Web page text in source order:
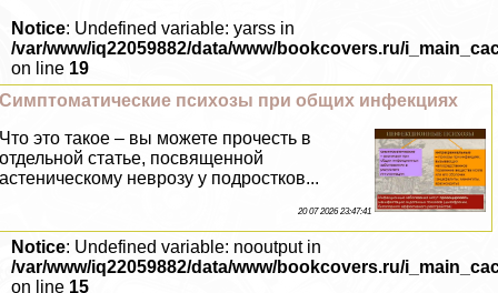
Notice: Undefined variable: yarss in
/var/www/iq22059882/data/www/bookcovers.ru/
on line 19
Симптоматические психозы при общих инфекциях
Что это такое – вы можете прочесть в
отдельной статье, посвященной
астеническому неврозу у подростков...
20 07 2026 23:47:41
Notice: Undefined variable: nooutput in
/var/www/iq22059882/data/www/bookcovers.ru/
on line 15